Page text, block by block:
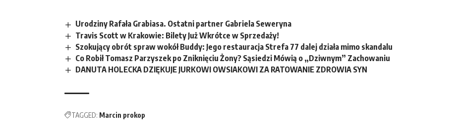
Urodziny Rafała Grabiasa. Ostatni partner Gabriela Seweryna
Travis Scott w Krakowie: Bilety Już Wkrótce w Sprzedaży!
Szokujący obrót spraw wokół Buddy: Jego restauracja Strefa 77 dalej działa mimo skandalu
Co Robił Tomasz Parzyszek po Zniknięciu Żony? Sąsiedzi Mówią o „Dziwnym” Zachowaniu
DANUTA HOLECKA DZIĘKUJE JURKOWI OWSIAKOWI ZA RATOWANIE ZDROWIA SYN
TAGGED: Marcin prokop